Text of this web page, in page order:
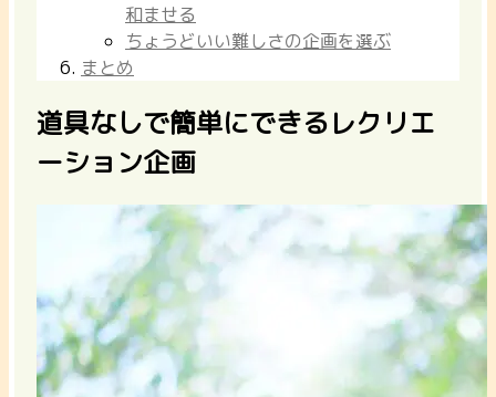
和ませる
ちょうどいい難しさの企画を選ぶ
まとめ
道具なしで簡単にできるレクリエ
ーション企画